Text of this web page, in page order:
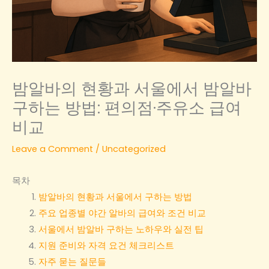
밤알바의 현황과 서울에서 밤알바
구하는 방법: 편의점·주유소 급여
비교
Leave a Comment / Uncategorized
목차
밤알바의 현황과 서울에서 구하는 방법
주요 업종별 야간 알바의 급여와 조건 비교
서울에서 밤알바 구하는 노하우와 실전 팁
지원 준비와 자격 요건 체크리스트
자주 묻는 질문들